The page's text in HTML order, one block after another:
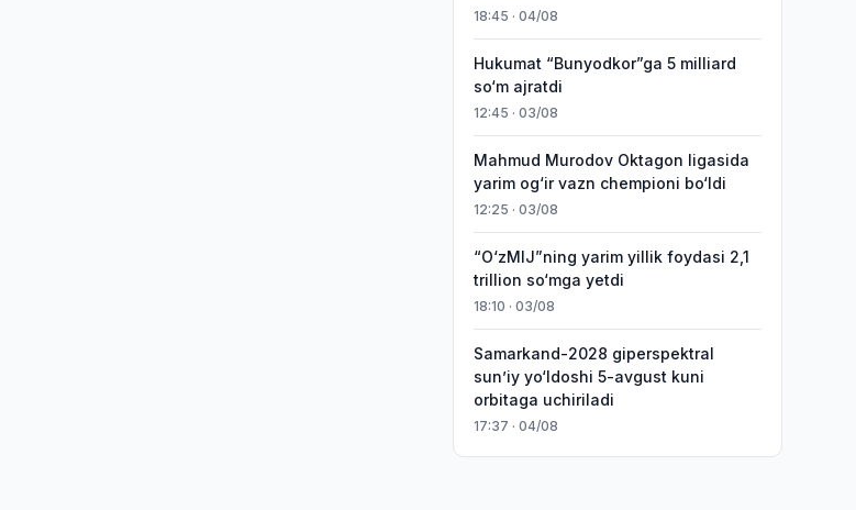
18:45 · 04/08
Hukumat “Bunyodkor”ga 5 milliard
so‘m ajratdi
12:45 · 03/08
Mahmud Murodov Oktagon ligasida
yarim og‘ir vazn chempioni bo‘ldi
12:25 · 03/08
“O‘zMIJ”ning yarim yillik foydasi 2,1
trillion so‘mga yetdi
18:10 · 03/08
Samarkand-2028 giperspektral
sun’iy yo‘ldoshi 5-avgust kuni
orbitaga uchiriladi
17:37 · 04/08